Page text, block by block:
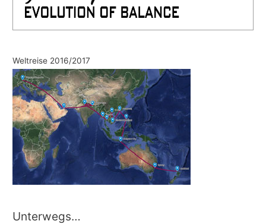
Weltreise 2016/2017
Unterwegs…